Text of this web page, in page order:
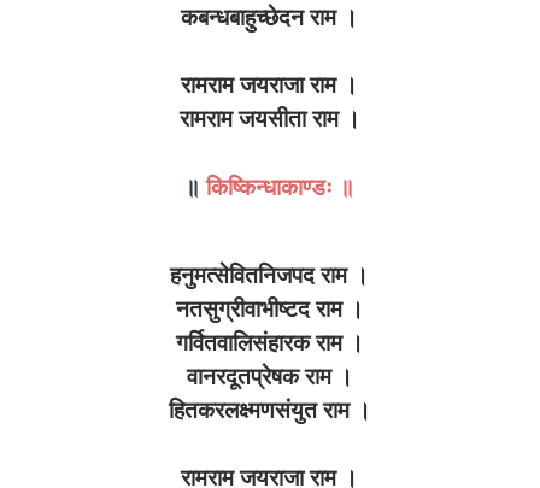
कबन्धबाहुच्छेदन राम ।
रामराम जयराजा राम ।
रामराम जयसीता राम ।
॥किष्किन्धाकाण्डः ॥
हनुमत्सेवितनिजपद राम ।
नतसुग्रीवाभीष्टद राम ।
गर्वितवालिसंहारक राम ।
वानरदूतप्रेषक राम ।
हितकरलक्ष्मणसंयुत राम ।
रामराम जयराजा राम ।